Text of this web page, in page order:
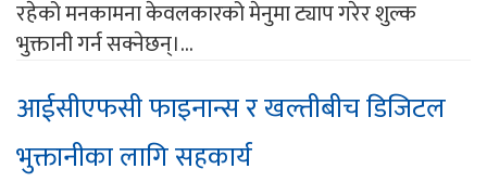
रहेको मनकामना केवलकारको मेनुमा ट्याप गरेर शुल्क
भुक्तानी गर्न सक्नेछन्।...
आईसीएफसी फाइनान्स र खल्तीबीच डिजिटल
भुक्तानीका लागि सहकार्य